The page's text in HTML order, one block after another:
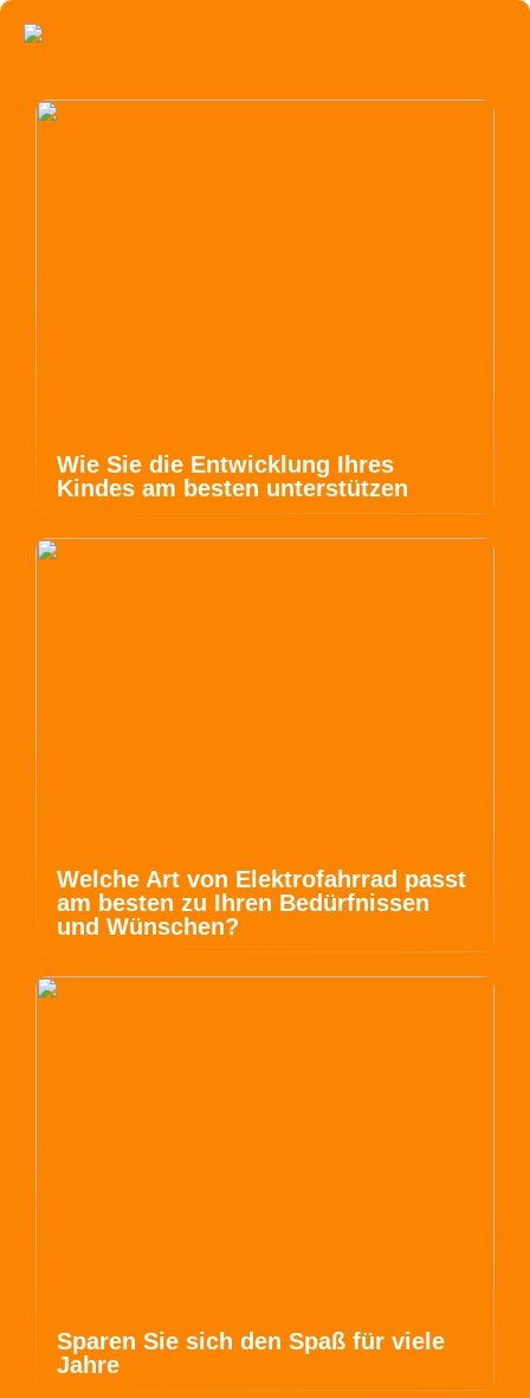
Wie Sie die Entwicklung Ihres
Kindes am besten unterstützen
Welche Art von Elektrofahrrad passt
am besten zu Ihren Bedürfnissen
und Wünschen?
Sparen Sie sich den Spaß für viele
Jahre